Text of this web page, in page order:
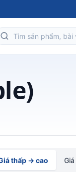
thấp → cao